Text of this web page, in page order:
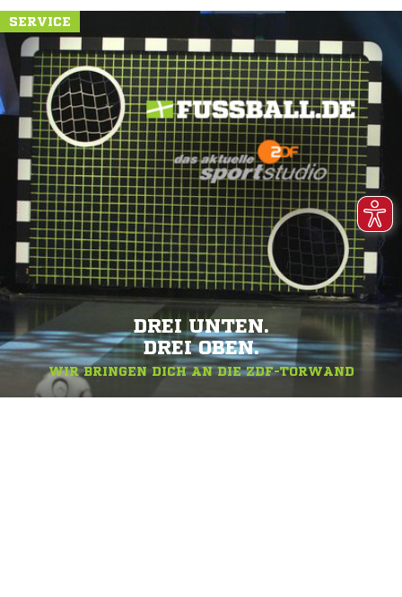
SERVICE
DREI UNTEN.
DREI OBEN.
WIR BRINGEN DICH AN DIE ZDF-TORWAND